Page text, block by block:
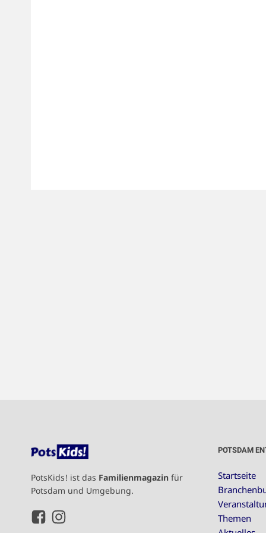
PotsKids! ist das Familienmagazin für
Potsdam und Umgebung.
POTSDAM
Startseite
Themen